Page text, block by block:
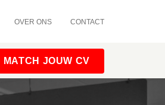
OVER ONS CONTACT
MATCH JOUW CV